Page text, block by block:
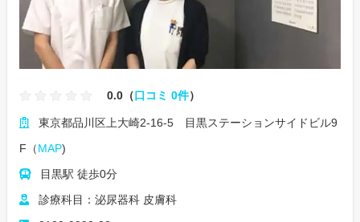
0.0（ 口コミ 0件）
東京都品川区上大崎2-16-5 目黒ステーションサイドビル9
F（MAP)
目黒駅 徒歩0分
診療科目：泌尿器科 皮膚科